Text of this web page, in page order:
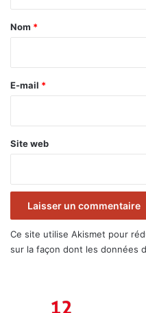
a
e
Nom *
E-mail *
Site web
Ce site utilise Akismet pour
sur la façon dont les données